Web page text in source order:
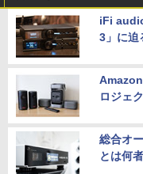
iFi
3」に迫
ロジェ
総合オ
とは何